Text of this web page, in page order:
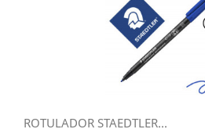
ROTULADOR STAEDTLER...